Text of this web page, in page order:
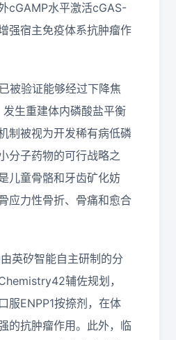
cGAMP水平激活cGAS-
强宿主免疫体系抗肿瘤作
被验证能够经过下降焦
生重建体内磷酸盐平衡
制被视为开发稀有病低磷
分子药物的可行战略之
儿童骨骼和牙齿矿化妨
应力性骨折、骨痛和愈合
英矽智能自主研制的分
辅佐规划，
服ENPP1按捺剂，在体
的抗肿瘤作用。此外，临